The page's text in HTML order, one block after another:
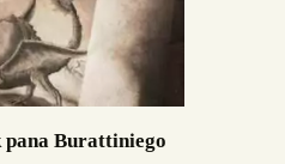
Burattiniego